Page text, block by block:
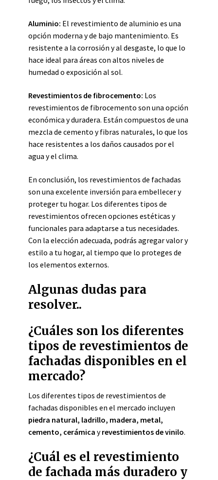
Aluminio: El revestimiento de aluminio es una
opción moderna y de bajo mantenimiento. Es
resistente a la corrosión y al desgaste, lo que lo
hace ideal para áreas con altos niveles de
humedad o exposición al sol.
Revestimientos de fibrocemento: Los
revestimientos de fibrocemento son una opción
económica y duradera. Están compuestos de una
mezcla de cemento y fibras naturales, lo que los
hace resistentes a los daños causados por el
agua y el clima.
En conclusión, los revestimientos de fachadas
son una excelente inversión para embellecer y
proteger tu hogar. Los diferentes tipos de
revestimientos ofrecen opciones estéticas y
funcionales para adaptarse a tus necesidades.
Con la elección adecuada, podrás agregar valor y
estilo a tu hogar, al tiempo que lo proteges de
los elementos externos.
Algunas dudas para
resolver..
¿Cuáles son los diferentes
tipos de revestimientos de
fachadas disponibles en el
mercado?
Los diferentes tipos de revestimientos de
fachadas disponibles en el mercado incluyen
piedra natural, ladrillo, madera, metal,
cemento, cerámica yrevestimientos de vinilo.
¿Cuál es el revestimiento
de fachada más duradero y